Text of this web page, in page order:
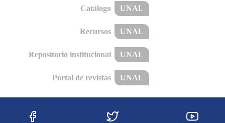
Catálogo UNAL
Recursos UNAL
Repositorio institucional UNAL
Portal de revistas UNAL